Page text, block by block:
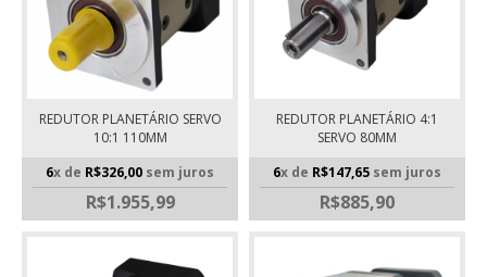
REDUTOR PLANETÁRIO SERVO
10:1 110MM
6x de R$326,00 sem juros
R$1.955,99
REDUTOR PLANETÁRIO 4:1
SERVO 80MM
6x de R$147,65 sem juros
R$885,90